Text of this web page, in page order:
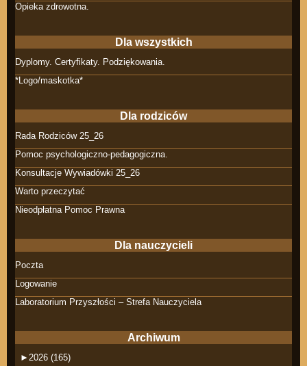
Opieka zdrowotna.
Dla wszystkich
Dyplomy. Certyfikaty. Podziękowania.
*Logo/maskotka*
Dla rodziców
Rada Rodziców 25_26
Pomoc psychologiczno-pedagogiczna.
Konsultacje Wywiadówki 25_26
Warto przeczytać
Nieodpłatna Pomoc Prawna
Dla nauczycieli
Poczta
Logowanie
Laboratorium Przyszłości – Strefa Nauczyciela
Archiwum
► 2026 (165)